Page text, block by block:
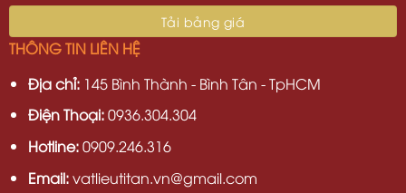
THÔNG TIN LIÊN HỆ
Địa chỉ:145 Bình Thành - Bình Tân - TpHCM
Điện Thoại:0936.304.304
Hotline:0909.246.316
Email:vatlieutitan.vn@gmail.com